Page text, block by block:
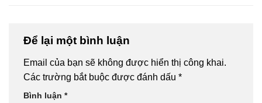
Để lại một bình luận
Email của bạn sẽ không được hiển thị công khai.
Các trường bắt buộc được đánh dấu *
Bình luận *